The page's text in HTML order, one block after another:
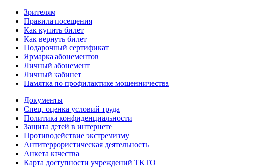
Зрителям
Правила посещения
Как купить билет
Как вернуть билет
Подарочный сертификат
Ярмарка абонементов
Личный абонемент
Личный кабинет
Памятка по профилактике мошенничества
Документы
Спец. оценка условий труда
Политика конфиденциальности
Защита детей в интернете
Противодействие экстремизму
Антитеррористическая деятельность
Анкета качества
Карта доступности учреждений ТКТО